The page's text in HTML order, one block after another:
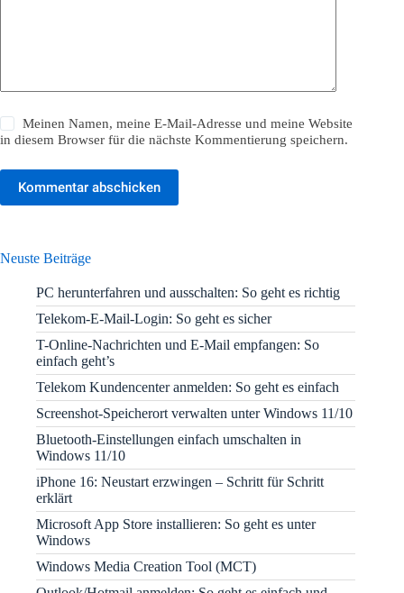
Meinen Namen, meine E-Mail-Adresse und meine Website
in diesem Browser für die nächste Kommentierung speichern.
Kommentar abschicken
Neuste Beiträge
PC herunterfahren und ausschalten: So geht es richtig
Telekom-E-Mail-Login: So geht es sicher
T-Online-Nachrichten und E-Mail empfangen: So
einfach geht’s
Telekom Kundencenter anmelden: So geht es einfach
Screenshot-Speicherort verwalten unter Windows 11/10
Bluetooth-Einstellungen einfach umschalten in
Windows 11/10
iPhone 16: Neustart erzwingen – Schritt für Schritt
erklärt
Microsoft App Store installieren: So geht es unter
Windows
Windows Media Creation Tool (MCT)